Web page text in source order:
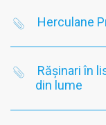
Herculane
Rășinari în
din lume